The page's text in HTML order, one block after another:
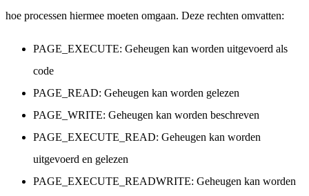
hoe processen hiermee moeten omgaan. Deze rechten omvatten:
PAGE_EXECUTE: Geheugen kan worden uitgevoerd als
code
PAGE_READ: Geheugen kan worden gelezen
PAGE_WRITE: Geheugen kan worden beschreven
PAGE_EXECUTE_READ: Geheugen kan worden
uitgevoerd en gelezen
PAGE_EXECUTE_READWRITE: Geheugen kan worden